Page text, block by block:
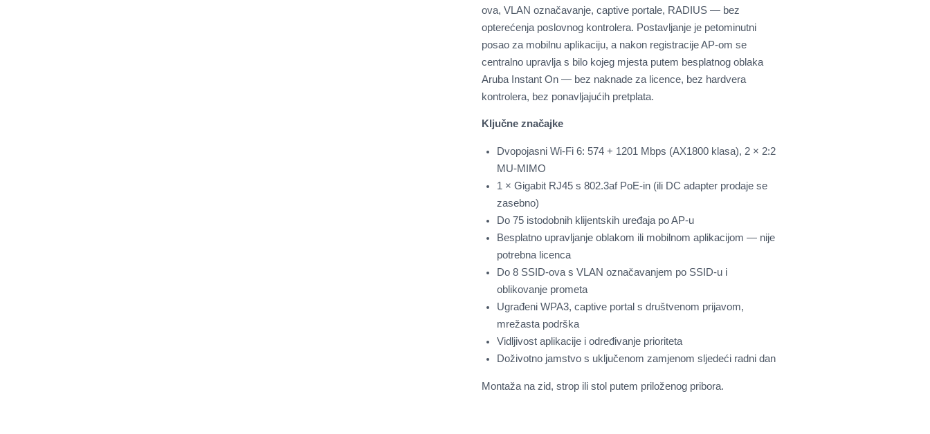
ova, VLAN označavanje, captive portale, RADIUS — bez
opterećenja poslovnog kontrolera. Postavljanje je petominutni
posao za mobilnu aplikaciju, a nakon registracije AP-om se
centralno upravlja s bilo kojeg mjesta putem besplatnog oblaka
Aruba Instant On — bez naknade za licence, bez hardvera
kontrolera, bez ponavljajućih pretplata.
Ključne značajke
Dvopojasni Wi-Fi 6: 574 + 1201 Mbps (AX1800 klasa), 2 × 2:2
MU-MIMO
1 × Gigabit RJ45 s 802.3af PoE-in (ili DC adapter prodaje se
zasebno)
Do 75 istodobnih klijentskih uređaja po AP-u
Besplatno upravljanje oblakom ili mobilnom aplikacijom — nije
potrebna licenca
Do 8 SSID-ova s VLAN označavanjem po SSID-u i
oblikovanje prometa
Ugrađeni WPA3, captive portal s društvenom prijavom,
mrežasta podrška
Vidljivost aplikacije i određivanje prioriteta
Doživotno jamstvo s uključenom zamjenom sljedeći radni dan
Montaža na zid, strop ili stol putem priloženog pribora.